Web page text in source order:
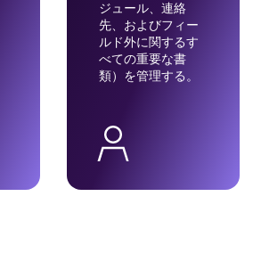
ジュール、連絡
先、およびフィー
ルド外に関するす
べての重要な書
類）を管理する。